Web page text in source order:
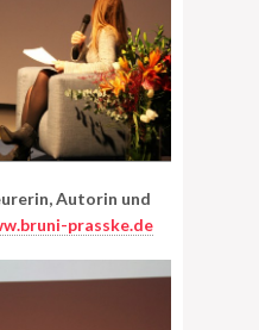
Autorin und
prasske.de